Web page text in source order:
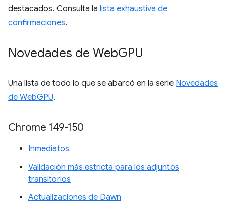
destacados. Consulta la lista exhaustiva de
confirmaciones.
Novedades de WebGPU
Una lista de todo lo que se abarcó en la serie Novedades
de WebGPU.
Chrome 149-150
Inmediatos
Validación más estricta para los adjuntos
transitorios
Actualizaciones de Dawn